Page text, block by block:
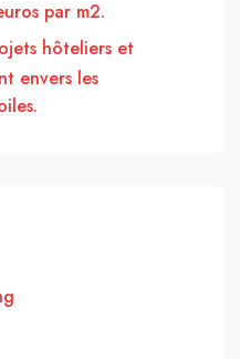
par m2.
hôteliers et
envers les